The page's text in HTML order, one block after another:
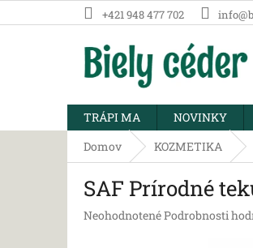
na
+421 948 477 702
TRÁPI MA NOVINKY
Domov
KOZMETIKA
SAF Prírodné
Priemerné
NeohodnotenéPodrobnosti